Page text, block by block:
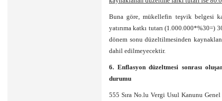
Buna göre, mükellefin teşvik belgesi
yatırıma katkı tutarı (1.000.000*%30=)
dönem sonu düzeltilmesinden
dahil edilmeyecektir.
6. Enflasyon düzeltmesi sonrası
durumu
555 Sıra No.lu Vergi Usul Kanunu